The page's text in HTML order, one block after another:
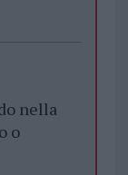
nella
o